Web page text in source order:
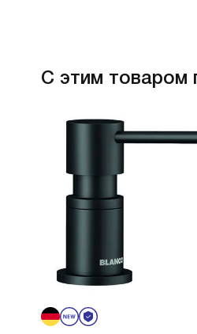
С этим товаром